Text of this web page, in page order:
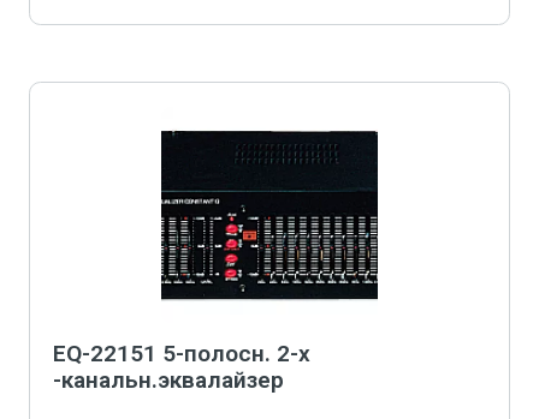
EQ-22151 5-полосн. 2-х
-канальн.эквалайзер